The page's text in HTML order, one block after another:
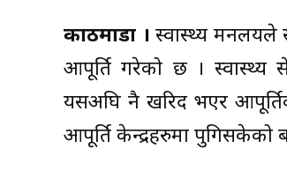
काठमाडौं । स्वास्थ्य
आपूर्ति गरेको छ । स्वास्थ्य
यसअघि नै खरिद भएर
आपूर्ति केन्द्रहरुमा पुगिसकेको